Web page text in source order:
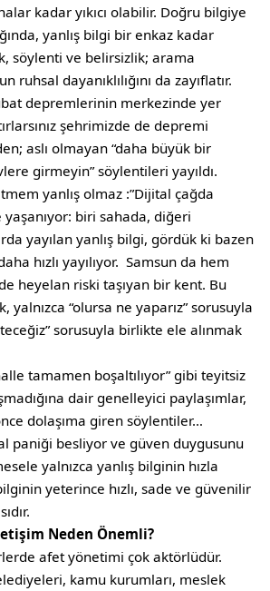
kadar yıkıcı olabilir. Doğru bilgiye
yanlış bilgi bir enkaz kadar
söylenti ve belirsizlik; arama
dayanıklılığını da zayıflatır.
depremlerinin merkezinde yer
şehrimizde de depremi
aslı olmayan “daha büyük bir
girmeyin” söylentileri yayıldı.
yanlış olmaz :”Dijital çağda
biri sahada, diğeri
yayılan yanlış bilgi, gördük ki bazen
hızlı yayılıyor. Samsun da hem
heyelan riski taşıyan bir kent. Bu
yalnızca “olursa ne yaparız” sorusuyla
sorusuyla birlikte ele alınmak
tamamen boşaltılıyor” gibi teyitsiz
dair genelleyici paylaşımlar,
dolaşıma giren söylentiler…
paniği besliyor ve güven duygusunu
yalnızca yanlış bilginin hızla
yeterince hızlı, sade ve güvenilir
Neden Önemli?
afet yönetimi çok aktörlüdür.
kamu kurumları, meslek